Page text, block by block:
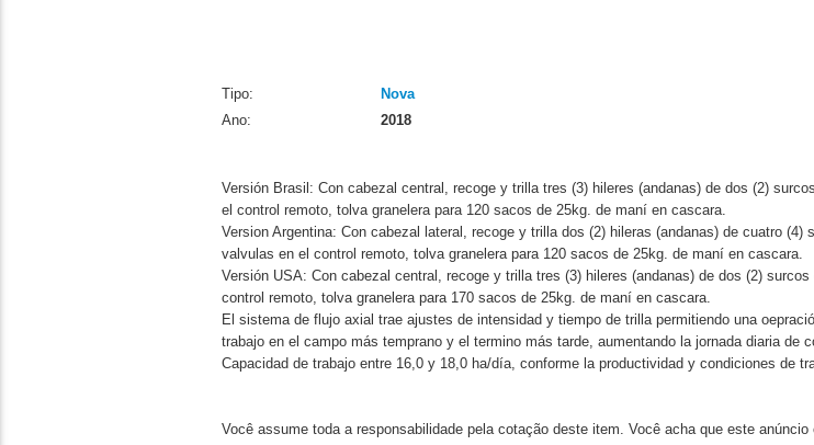
Tipo:
Nova
Ano:
2018
Versión Brasil: Con cabezal central, recoge y trilla tres (3) hileres (andanas) de dos (2)
el control remoto, tolva granelera para 120 sacos de 25kg. de maní en cascara.
Version Argentina: Con cabezal lateral, recoge y trilla dos (2) hileras (andanas) de cuatro
valvulas en el control remoto, tolva granelera para 120 sacos de 25kg. de maní en cascara.
Versión USA: Con cabezal central, recoge y trilla tres (3) hileres (andanas) de dos (2)
control remoto, tolva granelera para 170 sacos de 25kg. de maní en cascara.
El sistema de flujo axial trae ajustes de intensidad y tiempo de trilla permitiendo una
trabajo en el campo más temprano y el termino más tarde, aumentando la jornada diaria de
Capacidad de trabajo entre 16,0 y 18,0 ha/día, conforme la productividad y condiciones de
Você assume toda a responsabilidade pela cotação deste item. Você acha que este